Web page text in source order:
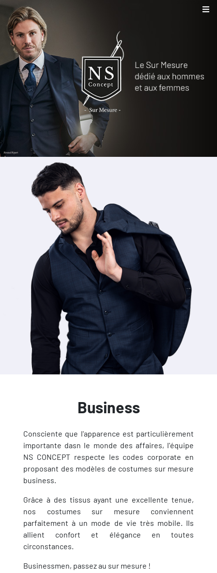
Business
Consciente que l'apparence est particulièrement
importante dasn le monde des affaires, l'équipe
NS CONCEPT respecte les codes corporate en
proposant des modèles de costumes sur mesure
business.
Grâce à des tissus ayant une excellente tenue,
nos costumes sur mesure conviennent
parfaitement à un mode de vie très mobile. Ils
allient confort et élégance en toutes
circonstances.
Businessmen, passez au sur mesure !